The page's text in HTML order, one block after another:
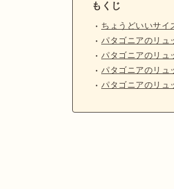
もくじ
ちょうどいいサイ
パタゴニアのリュ
パタゴニアのリュ
パタゴニアのリュ
パタゴニアのリュ